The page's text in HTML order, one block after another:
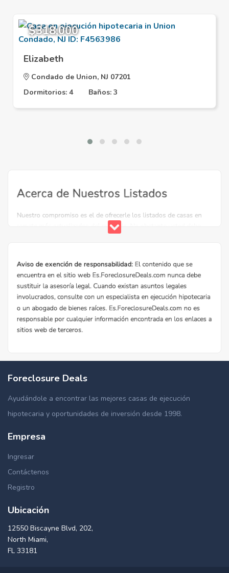
$318,000
Elizabeth
Condado de Union, NJ 07201
Dormitorios: 4
Baños: 3
Foreclosure Deals
Ayudándole a encontrar las mejores casas de ejecución
hipotecaria y oportunidades de inversión desde 1998.
Empresa
Ingresar
Contáctenos
Registro
Ubicación
12550 Biscayne Blvd, 202,
North Miami,
FL 33181